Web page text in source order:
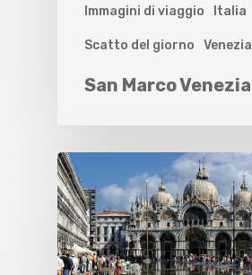
Immagini di viaggio Italia
Scatto del giorno Venezia
San Marco Venezia